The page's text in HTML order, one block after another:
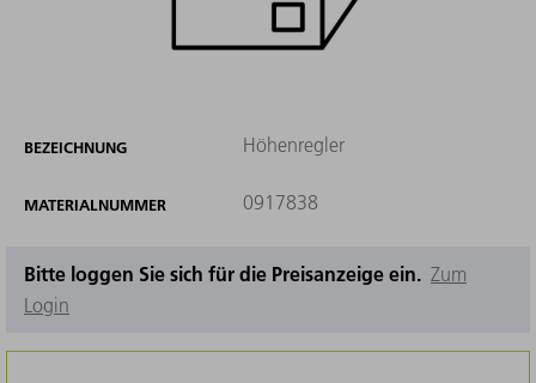
BEZEICHNUNG Höhenregler
MATERIALNUMMER 0917838
Bitte loggen Sie sich für die Preisanzeige ein. Zum
Login